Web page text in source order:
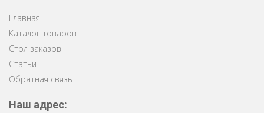
Главная
Каталог товаров
Стол заказов
Статьи
Обратная связь
Наш адрес: